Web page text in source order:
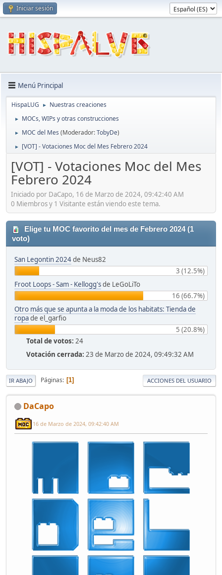
Iniciar sesión
Menú Principal
HispaLUG ► Nuestras creaciones
► MOCs, WIPs y otras construcciones
► MOC del Mes (Moderador:TobyDe)
► [VOT] - Votaciones Moc del Mes Febrero 2024
[VOT] - Votaciones Moc del Mes
Febrero 2024
Iniciado por DaCapo, 16 de Marzo de 2024, 09:42:40 AM
0 Miembros y 1 Visitante están viendo este tema.
Elige tu MOC favorito del mes de Febrero 2024 (1
voto)
San Legontin 2024de Neus82
3 (12.5%)
Froot Loops - Sam - Kellogg'sde LeGoLiTo
16 (66.7%)
Otro más que se apunta a la moda de los habitats: Tienda de
ropade el_garfio
5 (20.8%)
Total de votos: 24
Votación cerrada: 23 de Marzo de 2024, 09:49:32 AM
IR ABAJO Páginas 1 ACCIONES DEL USUARIO
DaCapo
16 de Marzo de 2024, 09:42:40 AM